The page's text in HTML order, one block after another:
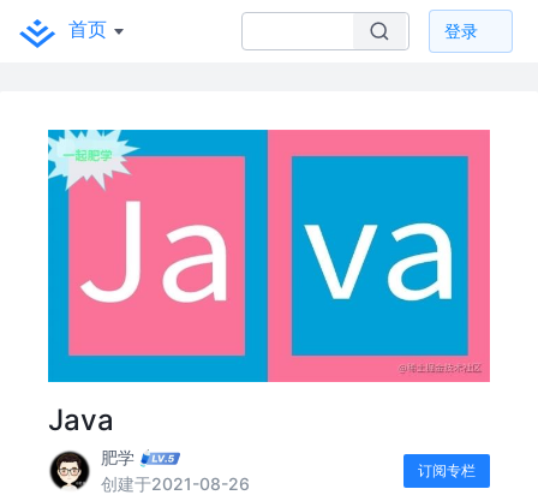
首页 登录
Java
肥学
创建于2021-08-26
订阅专栏